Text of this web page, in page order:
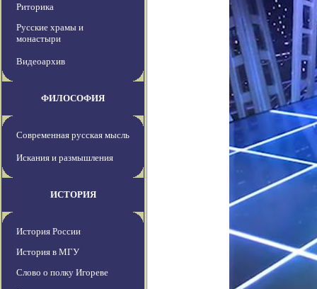
Риторика
Русские храмы и
монастыри
Видеоархив
ФИЛОСОФИЯ
Современная русская мысль
Искания и размышления
ИСТОРИЯ
История России
История в МГУ
Слово о полку Игореве